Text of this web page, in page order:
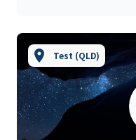
Test (QLD)